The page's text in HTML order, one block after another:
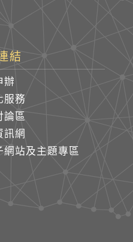
結
辦
服務
論區
訊網
網站及主題專區